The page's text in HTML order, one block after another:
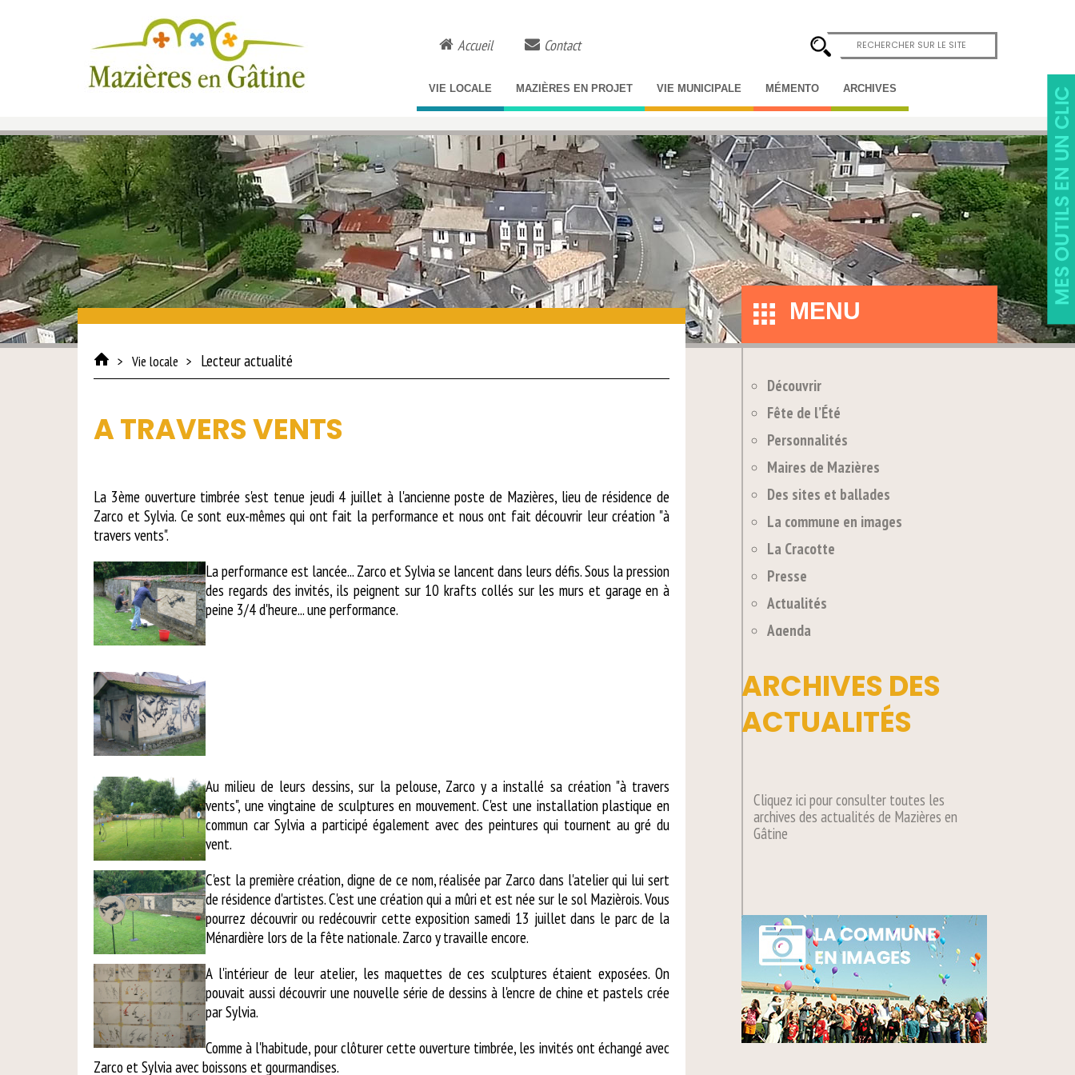
Accueil Contact
VIE LOCALE MAZIÈRES EN PROJET VIE MUNICIPALE MÉMENTO ARCHIVES
Vie locale Lecteur actualité
A TRAVERS VENTS
La 3ème ouverture timbrée s'est tenue jeudi 4 juillet à l'ancienne poste de Mazières, lieu de résidence de
Zarco et Sylvia. Ce sont eux-mêmes qui ont fait la performance et nous ont fait découvrir leur création "à
travers vents".
La performance est lancée... Zarco et Sylvia se lancent dans leurs défis. Sous la pression
des regards des invités, ils peignent sur 10 krafts collés sur les murs et garage en à
peine 3/4 d'heure... une performance.
Au milieu de leurs dessins, sur la pelouse, Zarco y a installé sa création "à travers
vents", une vingtaine de sculptures en mouvement. C'est une installation plastique en
commun car Sylvia a participé également avec des peintures qui tournent au gré du
vent.
C'est la première création, digne de ce nom, réalisée par Zarco dans l'atelier qui lui sert
de résidence d'artistes. C'est une création qui a mûri et est née sur le sol Mazièrois. Vous
pourrez découvrir ou redécouvrir cette exposition samedi 13 juillet dans le parc de la
Ménardière lors de la fête nationale. Zarco y travaille encore.
A l'intérieur de leur atelier, les maquettes de ces sculptures étaient exposées. On
pouvait aussi découvrir une nouvelle série de dessins à l'encre de chine et pastels crée
par Sylvia.
Comme à l'habitude, pour clôturer cette ouverture timbrée, les invités ont échangé avec
Zarco et Sylvia avec boissons et gourmandises.
MENU
Découvrir
Fête de l’Été
Personnalités
Maires de Mazières
Des sites et ballades
La commune en images
La Cracotte
Presse
Actualités
Agenda
ARCHIVES DES
ACTUALITÉS
Cliquez ici pour consulter toutes les
archives des actualités de Mazières en
Gâtine